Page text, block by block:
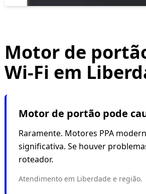
Motor de
Wi-Fi em
Motor de portão pode
Raramente. Motores PPA
significativa. Se houver
roteador.
Atendimento em Liberdade e região.